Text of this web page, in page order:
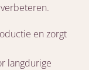
en zorgt
langdurige